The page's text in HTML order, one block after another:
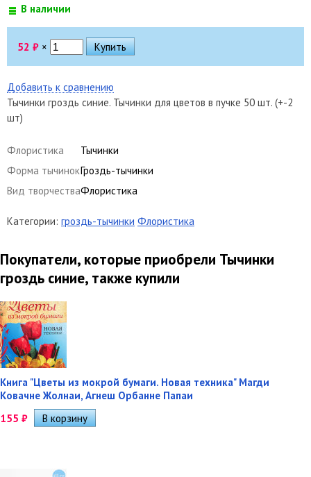
В наличии
52 ₽ ×
Добавить к сравнению
Тычинки гроздь синие. Тычинки для цветов в пучке 50 шт. (+-2
шт)
Флористика
Тычинки
Форма тычинокГроздь-тычинки
Вид творчестваФлористика
Категории: гроздь-тычинки Флористика
Покупатели, которые приобрели Тычинки
гроздь синие, также купили
Книга "Цветы из мокрой бумаги. Новая техника" Магди
Ковачне Жолнаи, Агнеш Орбанне Папаи
155 ₽